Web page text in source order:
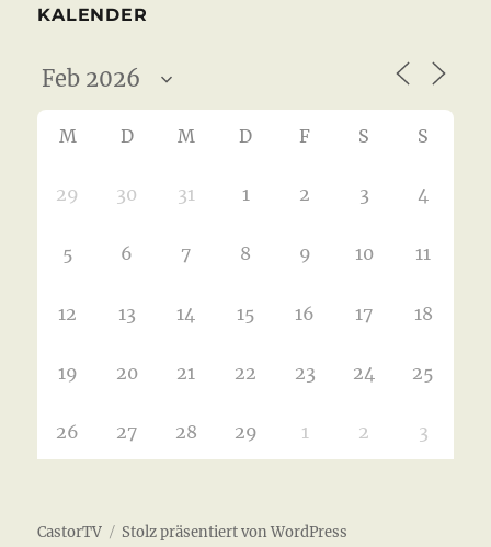
KALENDER
M D M D F S S
29 30 31 1 2 3 4
5 6 7 8 9 10 11
12 13 14 15 16 17 18
19 20 21 22 23 24 25
26 27 28 29 1 2 3
CastorTV Stolz präsentiert von WordPress